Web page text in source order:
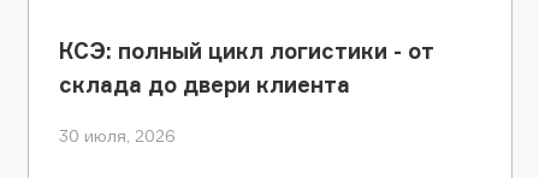
КСЭ: полный цикл логистики - от
склада до двери клиента
30 июля, 2026